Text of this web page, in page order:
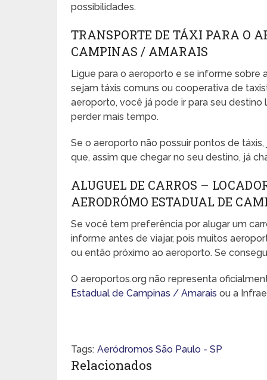
possibilidades.
TRANSPORTE DE TÁXI PARA O
CAMPINAS / AMARAIS
Ligue para o aeroporto e se informe sobre
sejam táxis comuns ou cooperativa de
aeroporto, você já pode ir para seu
perder mais tempo.
Se o aeroporto não possuir pontos de
que, assim que chegar no seu destino, já
ALUGUEL DE CARROS –
AERODRÓMO ESTADUAL DE
Se você tem preferência por alugar um
informe antes de viajar, pois muitos
ou então próximo ao aeroporto. Se
O aeroportos.org não representa
Estadual de Campinas / Amarais ou a
Tags: Aeródromos São Paulo - SP
Relacionados